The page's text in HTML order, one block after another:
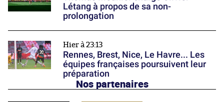
Létang à propos de sa non-
prolongation
Hier à 23:13
Rennes, Brest, Nice, Le Havre... Les
équipes françaises poursuivent leur
préparation
Nos partenaires